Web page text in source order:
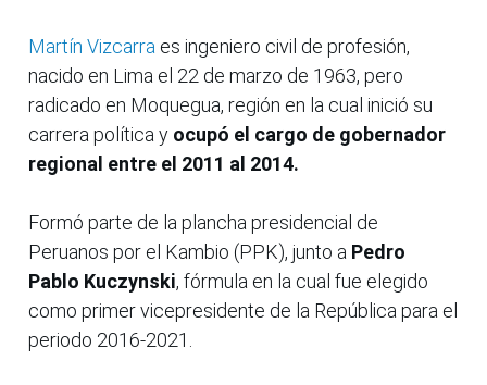
Martín Vizcarra es ingeniero civil de profesión,
nacido en Lima el 22 de marzo de 1963, pero
radicado en Moquegua, región en la cual inició su
carrera política y ocupó el cargo de gobernador
regional entre el 2011 al 2014.
Formó parte de la plancha presidencial de
Peruanos por el Kambio (PPK), junto a Pedro
Pablo Kuczynski, fórmula en la cual fue elegido
como primer vicepresidente de la República para el
periodo 2016-2021.